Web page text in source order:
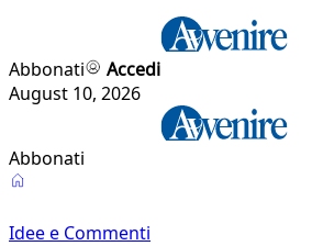
Abbonati
Accedi
August 10, 2026
Abbonati
Idee e Commenti